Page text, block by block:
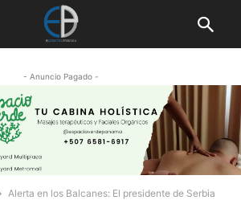
- Anuncio Pagado -
Alerta en los Balcanes: El presidente de Serbia